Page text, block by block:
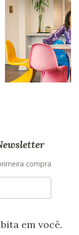
compra
em você.